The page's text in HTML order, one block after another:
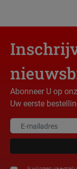
Abonneer U op
Uw eerste